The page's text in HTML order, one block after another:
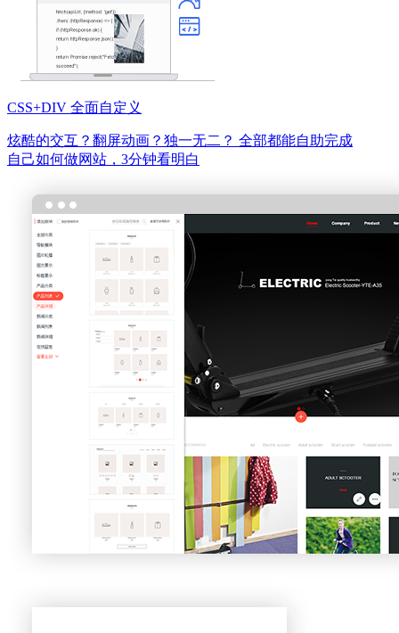
CSS+DIV 全面自定义
炫酷的交互？翻屏动画？独一无二？ 全部都能自助完成
自己如何做网站，3分钟看明白